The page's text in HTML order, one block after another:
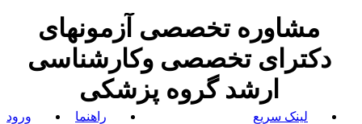
مشاوره تخصصی آزمونهای
دکترای تخصصی وکارشناسی
ارشد گروه پزشکی
لینک سریع راهنما
ورود